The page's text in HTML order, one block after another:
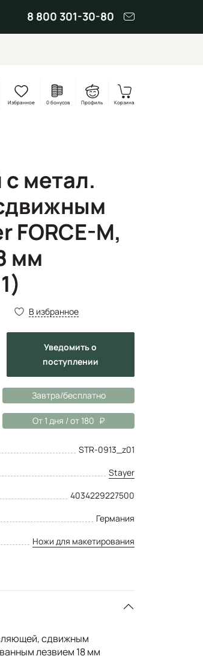
8 800 301-30-80
Избранное 0 бонусов Профиль Корзина
метал.
FORCE-M,
мм
В избранное
Уведомитьо
поступлении
Завтра/бесплатно
От 1 дня / от 180
STR-0913_z01
Stayer
4034229227500
Германия
Ножи для макетирования
сдвижным
лезвием 18 мм